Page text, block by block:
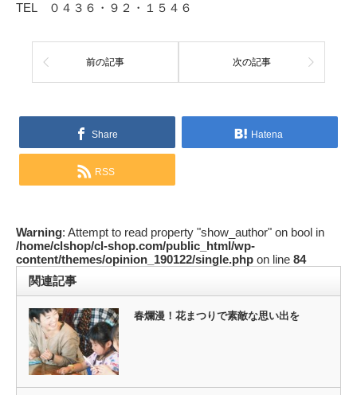
TEL ０４３６・９２・１５４６
前の記事 次の記事
Share Hatena
RSS
Warning: Attempt to read property "show_author" on bool in
/home/clshop/cl-shop.com/public_html/wp-
content/themes/opinion_190122/single.php on line 84
関連記事
春爛漫！花まつりで素敵な思い出を